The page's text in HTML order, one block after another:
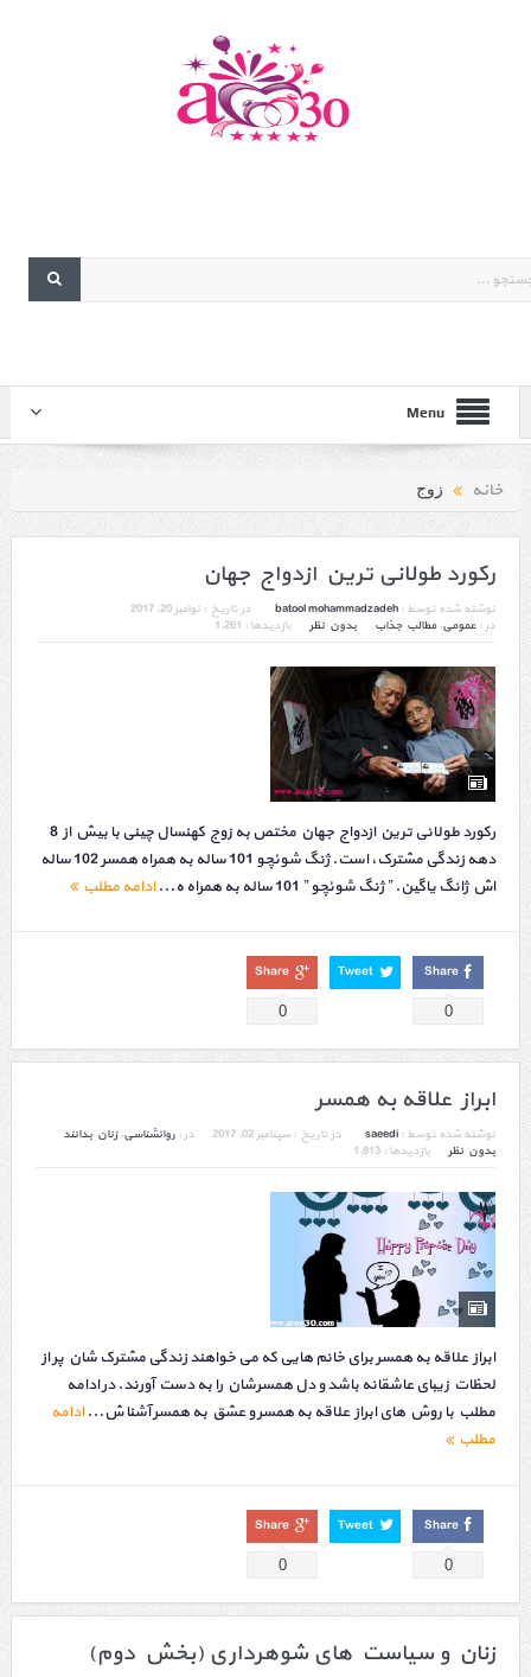
Menu
خانه زوج
رکورد طولانی ترین ازدواج جهان
نوشته شده توسط : batool mohammadzadeh در تاریخ : نوامبر 20, 2017
در : عمومی,مطالب جذاب بدون نظر بازدیدها : 1,261
رکورد طولانی ترین ازدواج جهان مختص به زوج کهنسال چینی با بیش از 8
دهه زندگی مشترک، است. ژنگ شوئچو 101 ساله به همراه همسر 102 ساله
اش ژانگ یاگین. ” ژنگ شوئچو ” 101 ساله به همراه ه...
ادامه مطلب
Share
0
Tweet
Share
0
ابراز علاقه به همسر
نوشته شده توسط : saeedi در تاریخ : سپتامبر 02, 2017 در : روانشناسی,زنان بدانند
بدون نظر
بازدیدها : 1,813
ابراز علاقه به همسر برای خانم هایی که می خواهند زندگی مشترک شان پر از
لحظات زیبای عاشقانه باشد و دل همسرشان را به دست آورند. در ادامه
مطلب با روش های ابراز علاقه به همسر و عشق به همسر آشنا ش...ادامه
مطلب
Share
0
Tweet
Share
0
زنان و سیاست های شوهرداری (بخش دوم)